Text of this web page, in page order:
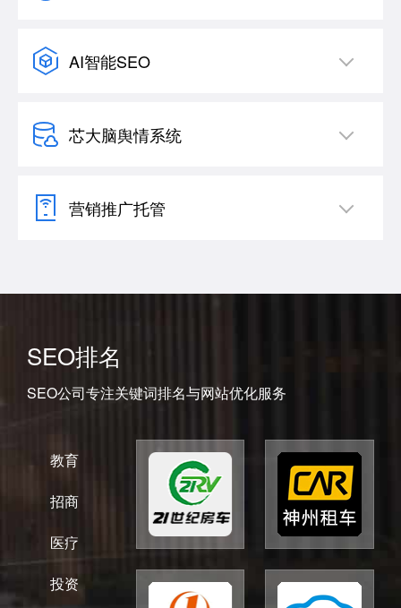
AI智能SEO
芯大脑舆情系统
营销推广托管
SEO排名
SEO公司专注关键词排名与网站优化服务
教育
招商
医疗
投资